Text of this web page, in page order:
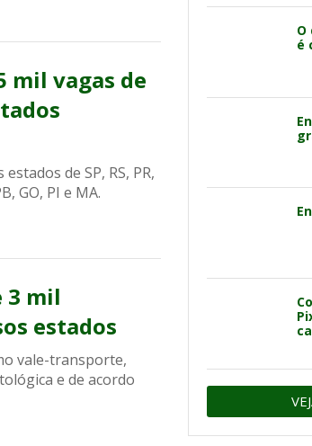
mil vagas de
de SP, RS, PR,
GO, PI e MA.
3 mil
estados
vale-transporte,
e de acordo
O
é